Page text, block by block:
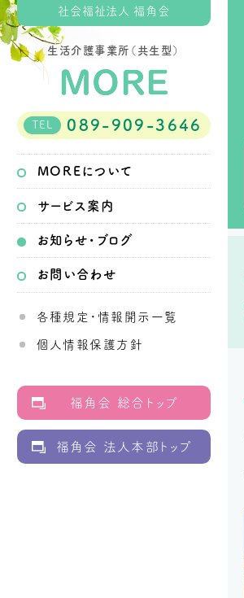
社会福祉法人 福角会
生活介護事業所（共生型）
TEL 089-909-3646
MOREについて
サービス案内
お知らせ・ブログ
お問い合わせ
各種規定・情報開示一覧
個人情報保護方針
福角会 総合トップ
福角会 法人本部トップ